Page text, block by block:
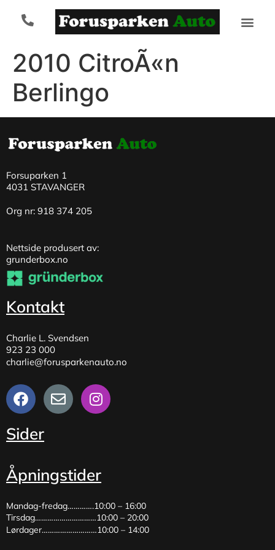
2010 CitroÃ«n
Berlingo
Forsuparken 1
4031 STAVANGER
Org nr: 918 374 205
Nettside produsert av:
grunderbox.no
Kontakt
Charlie L. Svendsen
923 23 000
charlie@forusparkenauto.no
Sider
Åpningstider
Mandag-fredag………….10:00 – 16:00
Tirsdag…………………………10:00 – 20:00
Lørdager………………………10:00 – 14:00